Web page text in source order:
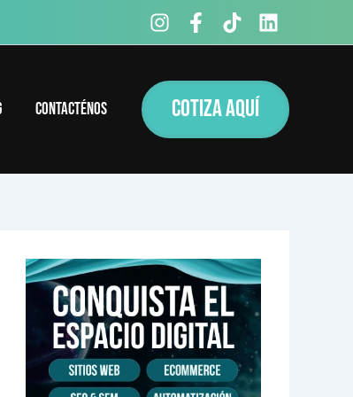
Contacténos COTIZA AQUÍ